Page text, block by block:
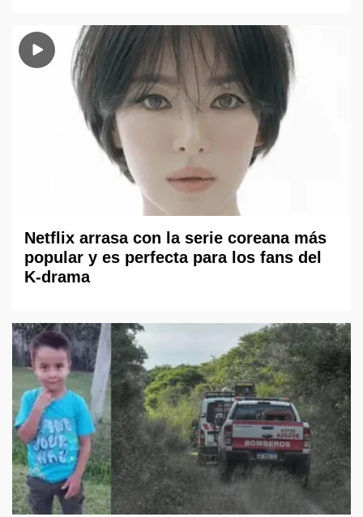
Netflix arrasa con la serie coreana más
popular y es perfecta para los fans del
K-drama